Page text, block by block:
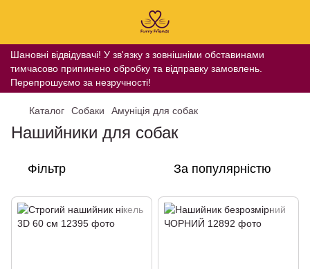
Шановні відвідувачі! У зв'язку з зовнішніми обставинами
тимчасово припинено обробку та відправку замовлень.
Перепрошуємо за незручності!
Каталог Собаки Амуніція для собак
Нашийники для собак
Фільтр За популярністю